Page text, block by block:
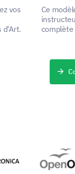
vos
d'Art.
Ce